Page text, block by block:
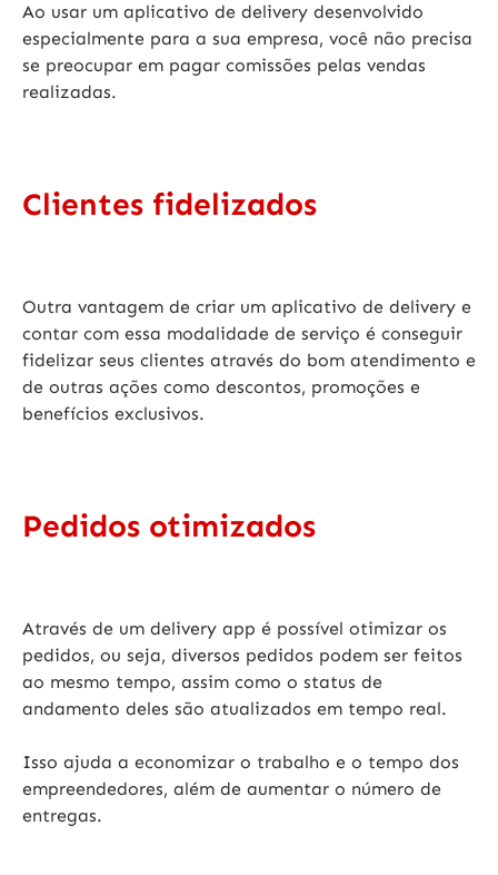
Ao usar um aplicativo de delivery desenvolvido
especialmente para a sua empresa, você não precisa
se preocupar em pagar comissões pelas vendas
realizadas.
Clientes fidelizados
Outra vantagem de criar um aplicativo de delivery e
contar com essa modalidade de serviço é conseguir
fidelizar seus clientes através do bom atendimento e
de outras ações como descontos, promoções e
benefícios exclusivos.
Pedidos otimizados
Através de um delivery app é possível otimizar os
pedidos, ou seja, diversos pedidos podem ser feitos
ao mesmo tempo, assim como o status de
andamento deles são atualizados em tempo real.
Isso ajuda a economizar o trabalho e o tempo dos
empreendedores, além de aumentar o número de
entregas.